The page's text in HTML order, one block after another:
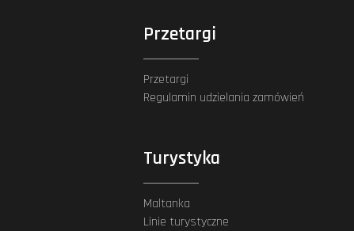
Przetargi
Przetargi
Regulamin udzielania zamówień
Turystyka
Maltanka
Linie turystyczne